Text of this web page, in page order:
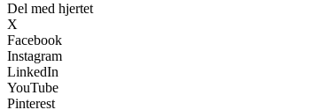
Del med hjertet
X
Facebook
Instagram
LinkedIn
YouTube
Pinterest